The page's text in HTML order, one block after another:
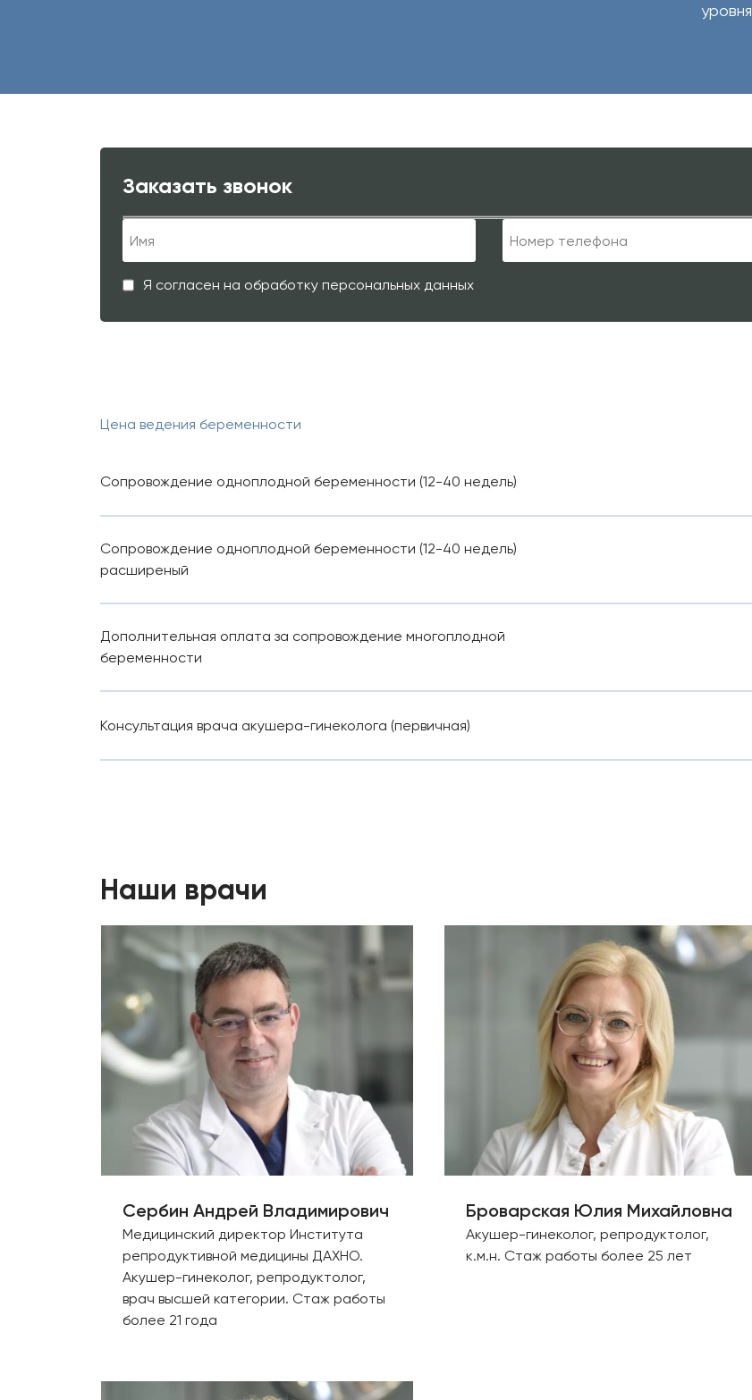
уровня
Заказать звонок
Я согласен на обработку персональных данных
Цена ведения беременности
Сопровождение одноплодной беременности (12-40 недель)
Сопровождение одноплодной беременности (12-40 недель)
расширеный
Дополнительная оплата за сопровождение многоплодной
беременности
Консультация врача акушера-гинеколога (первичная)
Наши врачи
Сербин Андрей Владимирович
Медицинский директор Института
репродуктивной медицины ДАХНО.
Акушер-гинеколог, репродуктолог,
врач высшей категории. Стаж работы
более 21 года
Броварская Юлия Михайловна
Акушер-гинеколог, репродуктолог,
к.м.н. Стаж работы более 25 лет